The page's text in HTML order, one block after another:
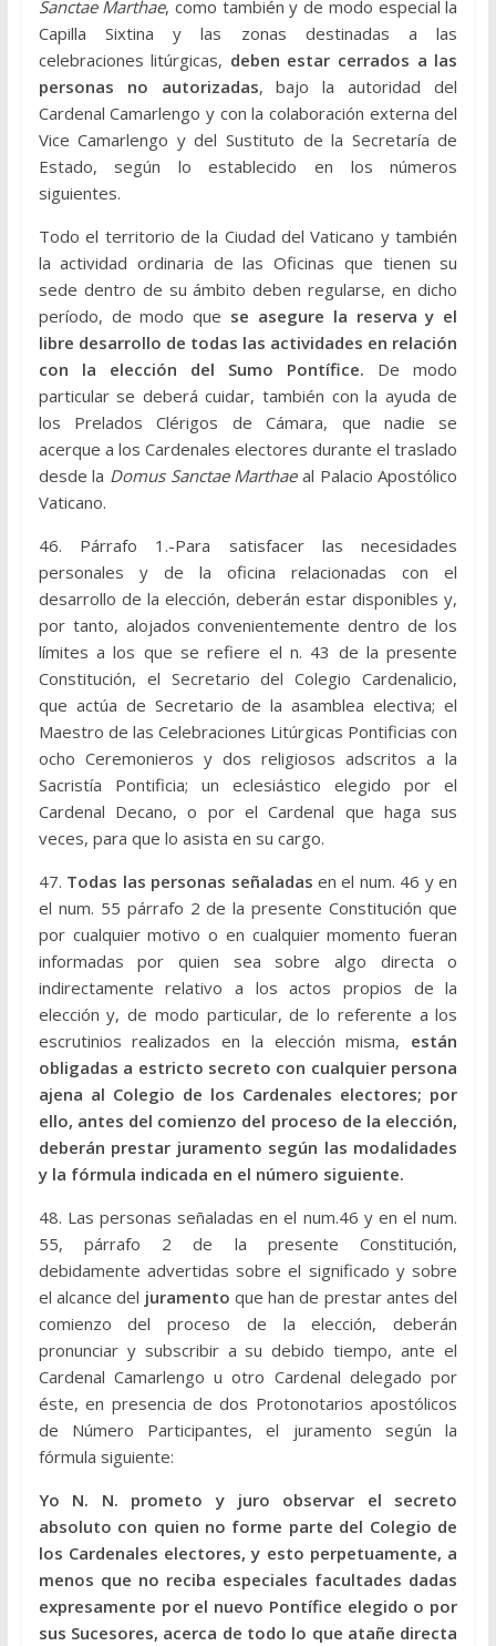
Sanctae Marthae, como también y de modo especial la
Capilla Sixtina y las zonas destinadas a las
celebraciones litúrgicas, deben estar cerrados a las
personas no autorizadas, bajo la autoridad del
Cardenal Camarlengo y con la colaboración externa del
Vice Camarlengo y del Sustituto de la Secretaría de
Estado, según lo establecido en los números
siguientes.
Todo el territorio de la Ciudad del Vaticano y también
la actividad ordinaria de las Oficinas que tienen su
sede dentro de su ámbito deben regularse, en dicho
período, de modo que se asegure la reserva y el
libre desarrollo de todas las actividades en relación
con la elección del Sumo Pontífice. De modo
particular se deberá cuidar, también con la ayuda de
los Prelados Clérigos de Cámara, que nadie se
acerque a los Cardenales electores durante el traslado
desde la Domus Sanctae Marthaeal Palacio Apostólico
Vaticano.
46. Párrafo 1.-Para satisfacer las necesidades
personales y de la oficina relacionadas con el
desarrollo de la elección, deberán estar disponibles y,
por tanto, alojados convenientemente dentro de los
límites a los que se refiere el n. 43 de la presente
Constitución, el Secretario del Colegio Cardenalicio,
que actúa de Secretario de la asamblea electiva; el
Maestro de las Celebraciones Litúrgicas Pontificias con
ocho Ceremonieros y dos religiosos adscritos a la
Sacristía Pontificia; un eclesiástico elegido por el
Cardenal Decano, o por el Cardenal que haga sus
veces, para que lo asista en su cargo.
47. Todas las personas señaladas en el num. 46 y en
el num. 55 párrafo 2 de la presente Constitución que
por cualquier motivo o en cualquier momento fueran
informadas por quien sea sobre algo directa o
indirectamente relativo a los actos propios de la
elección y, de modo particular, de lo referente a los
escrutinios realizados en la elección misma, están
obligadas a estricto secreto con cualquier persona
ajena al Colegio de los Cardenales electores; por
ello, antes del comienzo del proceso de la elección,
deberán prestar juramento según las modalidades
y la fórmula indicada en el número siguiente.
48. Las personas señaladas en el num.46 y en el num.
55, párrafo 2 de la presente Constitución,
debidamente advertidas sobre el significado y sobre
el alcance del juramento que han de prestar antes del
comienzo del proceso de la elección, deberán
pronunciar y subscribir a su debido tiempo, ante el
Cardenal Camarlengo u otro Cardenal delegado por
éste, en presencia de dos Protonotarios apostólicos
de Número Participantes, el juramento según la
fórmula siguiente:
Yo N. N. prometo y juro observar el secreto
absoluto con quien no forme parte del Colegio de
los Cardenales electores, y esto perpetuamente, a
menos que no reciba especiales facultades dadas
expresamente por el nuevo Pontífice elegido o por
sus Sucesores, acerca de todo lo que atañe directa